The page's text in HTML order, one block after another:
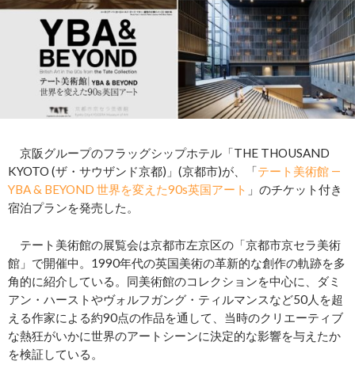
京阪グループのフラッグシップホテル「THE THOUSAND
KYOTO (ザ・サウザンド京都)」(京都市)が、「テート美術館 ―
YBA & BEYOND 世界を変えた90s英国アート 」のチケット付き
宿泊プランを発売した。
テート美術館の展覧会は京都市左京区の「京都市京セラ美術
館」で開催中。1990年代の英国美術の革新的な創作の軌跡を多
角的に紹介している。同美術館のコレクションを中心に、ダミ
アン・ハーストやヴォルフガング・ティルマンスなど50人を超
える作家による約90点の作品を通して、当時のクリエーティブ
な熱狂がいかに世界のアートシーンに決定的な影響を与えたか
を検証している。